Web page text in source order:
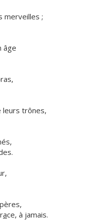
merveilles ;
âge
leurs trônes,
ace, à jamais.